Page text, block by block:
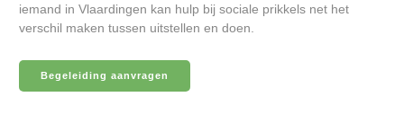
iemand in Vlaardingen kan hulp bij sociale prikkels net het
verschil maken tussen uitstellen en doen.
Begeleiding aanvragen